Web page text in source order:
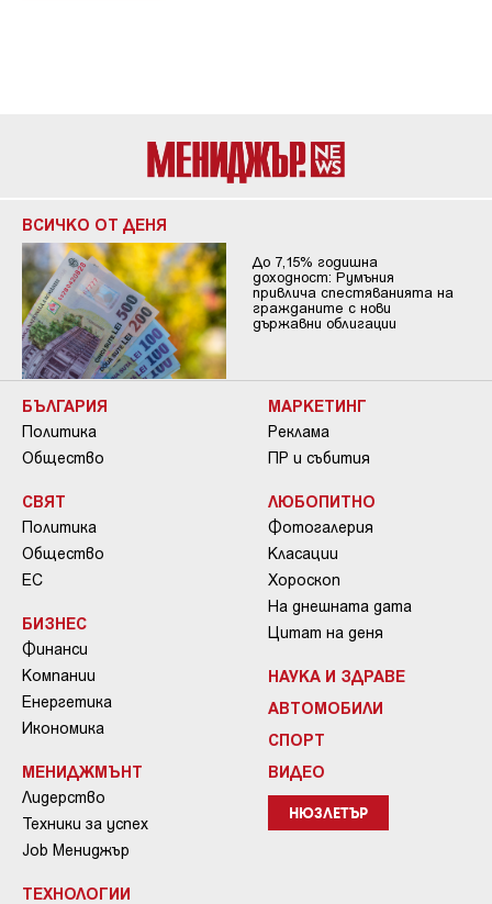
ВСИЧКО ОТ ДЕНЯ
До 7,15% годишна
доходност: Румъния
привлича спестяванията на
гражданите с нови
държавни облигации
БЪЛГАРИЯ
Политика
Общество
СВЯТ
Политика
Общество
ЕС
БИЗНЕС
Финанси
Компании
Енергетика
Икономика
МЕНИДЖМЪНТ
Лидерство
Техники за успех
Job Мениджър
ТЕХНОЛОГИИ
МАРКЕТИНГ
Реклама
ПР и събития
ЛЮБОПИТНО
Фотогалерия
Класации
Хороскоп
На днешната дата
Цитат на деня
НАУКА И ЗДРАВЕ
АВТОМОБИЛИ
СПОРТ
ВИДЕО
НЮЗЛЕТЪР